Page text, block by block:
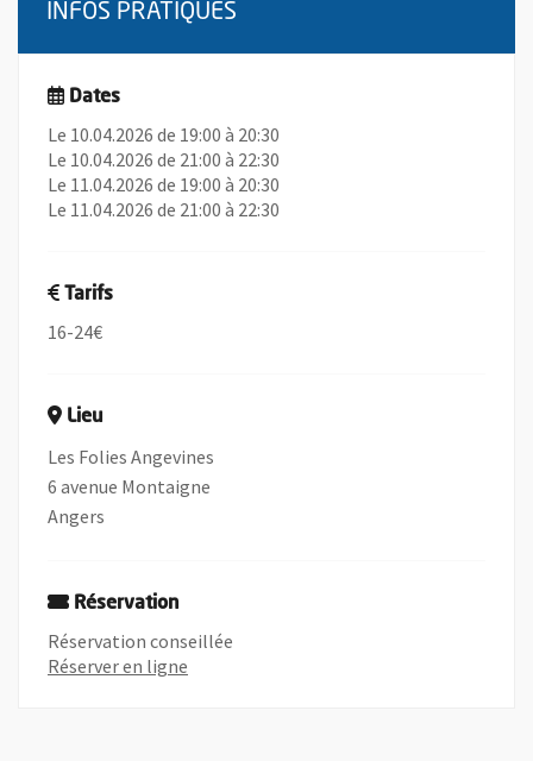
INFOS PRATIQUES
Dates
Le 10.04.2026 de 19:00 à 20:30
Le 10.04.2026 de 21:00 à 22:30
Le 11.04.2026 de 19:00 à 20:30
Le 11.04.2026 de 21:00 à 22:30
Tarifs
16-24€
Lieu
Les Folies Angevines
6 avenue Montaigne
Angers
Réservation
Réservation conseillée
Réserver en ligne